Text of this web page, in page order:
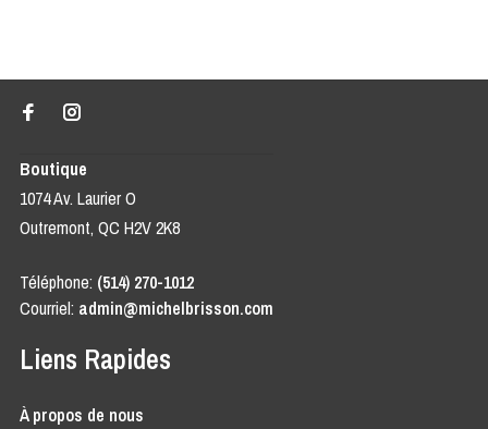
Boutique
1074 Av. Laurier O
Outremont, QC H2V 2K8
Téléphone: (514) 270-1012
Courriel: admin@michelbrisson.com
Liens Rapides
À propos de nous